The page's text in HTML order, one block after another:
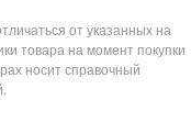
от указанных на
товара на момент покупки
носит справочный